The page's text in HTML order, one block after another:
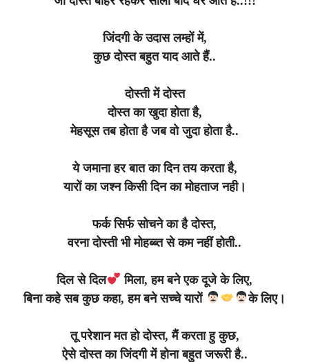
जिंदगी के उदास लम्हों में,
कुछ दोस्त बहुत याद आते हैं..
दोस्ती में दोस्त
दोस्त का खुदा होता है,
मेहसूस तब होता है जब वो जुदा होता है..
ये जमाना हर बात का दिन तय करता है,
यारों का जश्न किसी दिन का मोहताज नही।
फर्क सिर्फ सोचने का है दोस्त,
वरना दोस्ती भी मोहब्ब्त से कम नहीं होती..
दिल से दिल
मिला, हम बने एक दूजे के लिए,
बिना कहे सब कुछ कहा, हम बने सच्चे यारों
के लिए।
तू परेशान मत हो दोस्त, मैं करता हु कुछ,
ऐसे दोस्त का जिंदगी में होना बहुत जरूरी है..